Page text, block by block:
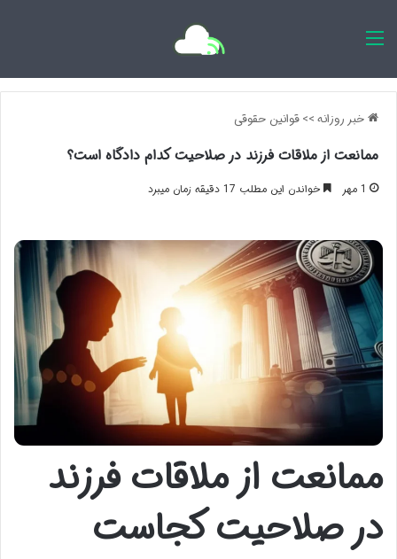
خبر روزانه>>قوانین حقوقی
ممانعت از ملاقات فرزند در صلاحیت کدام دادگاه است؟
1 مهر خواندن این مطلب 17 دقیقه زمان میبرد
ممانعت از ملاقات فرزند
در صلاحیت کجاست